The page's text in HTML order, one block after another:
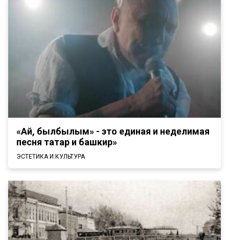
«Ай, былбылым» - это единая и неделимая
песня татар и башкир»
ЭСТЕТИКА И КУЛЬТУРА